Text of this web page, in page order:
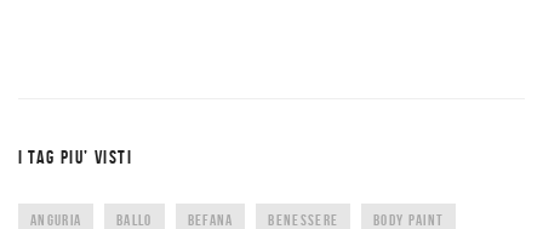
I TAG PIU’ VISTI
ANGURIA BALLO BEFANA BENESSERE BODY PAINT